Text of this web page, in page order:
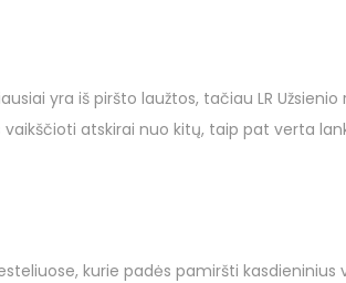
yra iš piršto laužtos, tačiau LR
atskirai nuo kitų, taip pat verta
kurie padės pamiršti kasdieninius